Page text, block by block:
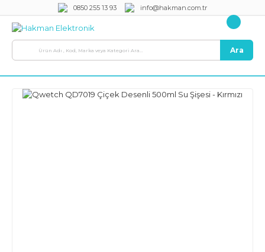
0850 255 13 93 info@hakman.com.tr
Ara